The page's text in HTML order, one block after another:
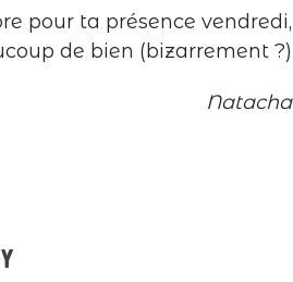
pour ta présence vendredi,
de bien (bizarrement ?)
Natacha